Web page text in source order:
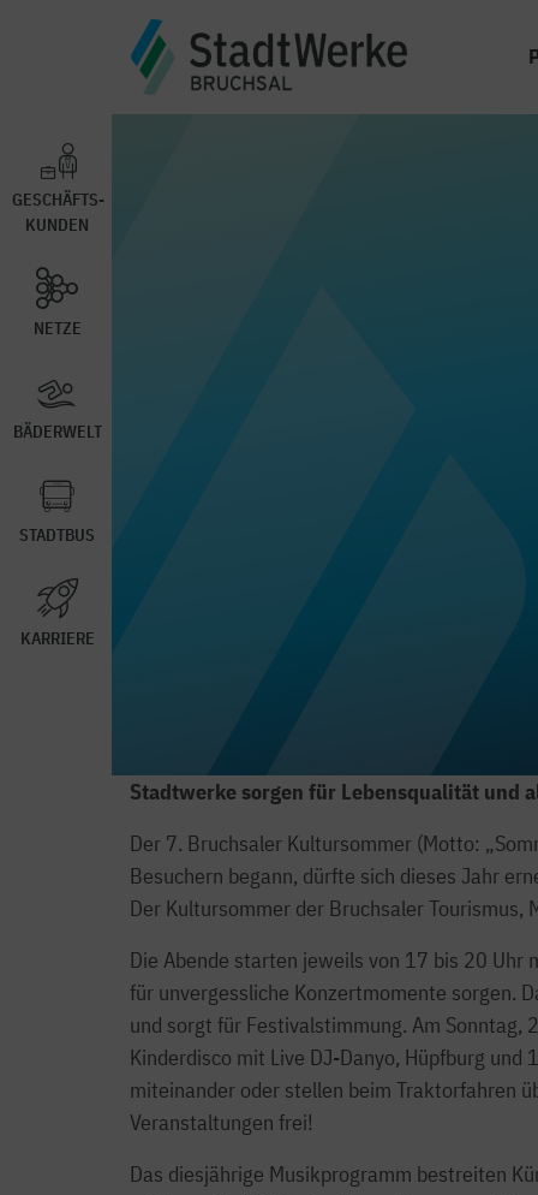
GESCHÄFTS-
KUNDEN
NETZE
BÄDERWELT
STADTBUS
KARRIERE
Stadtwerke sorgen für Lebensqualität und
Der 7. Bruchsaler Kultursommer (Motto:
Besuchern begann, dürfte sich dieses Jahr
Der Kultursommer der Bruchsaler Tourismus,
Die Abende starten jeweils von 17 bis 20 Uhr
für unvergessliche Konzertmomente sorgen.
und sorgt für Festivalstimmung. Am Sonntag,
Kinderdisco mit Live DJ-Danyo, Hüpfburg
miteinander oder stellen beim Traktorfahren
Veranstaltungen frei!
Das diesjährige Musikprogramm bestreiten